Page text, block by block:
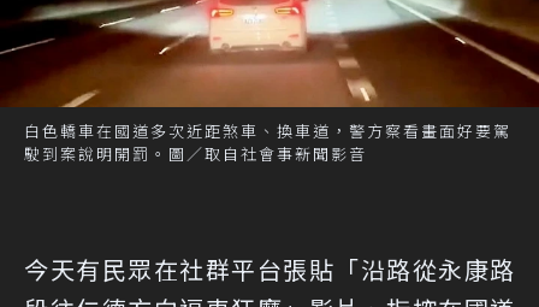
白色轎車在國道多次近距煞車、換車道，警方察看畫面好要駕
駛到案說明開罰。圖／取自社會事新聞影音
今天有民眾在社群平台張貼「沿路從永康路